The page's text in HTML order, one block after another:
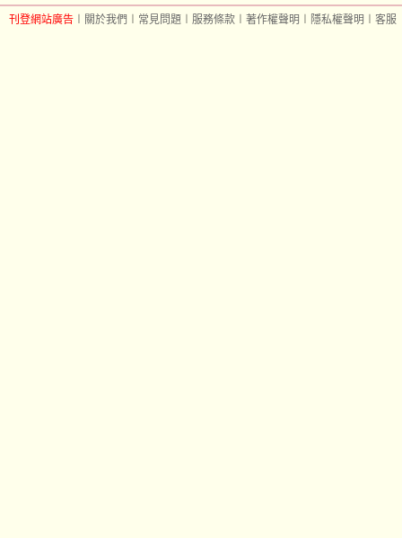
刊登網站廣告 關於我們 常見問題 服務條款 著作權聲明 隱私權聲明 客服